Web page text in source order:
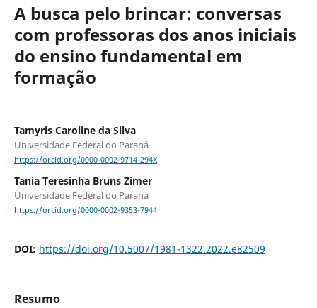
A busca pelo brincar: conversas
com professoras dos anos iniciais
do ensino fundamental em
formação
Tamyris Caroline da Silva
Universidade Federal do Paraná
https://orcid.org/0000-0002-9714-294X
Tania Teresinha Bruns Zimer
Universidade Federal do Paraná
https://orcid.org/0000-0002-9353-7944
DOI: https://doi.org/10.5007/1981-1322.2022.e82509
Resumo